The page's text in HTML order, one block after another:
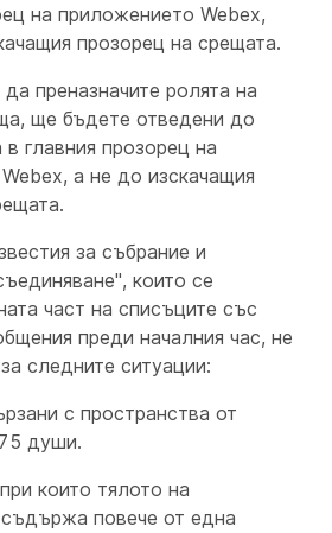
на приложението Webex,
прозорец на срещата.
преназначите ролята на
ще бъдете отведени до
главния прозорец на
а не до изскачащия
за събрание и
които се
част на списъците със
преди началния час, не
следните ситуации:
с пространства от
души.
които тялото на
съдържа повече от една